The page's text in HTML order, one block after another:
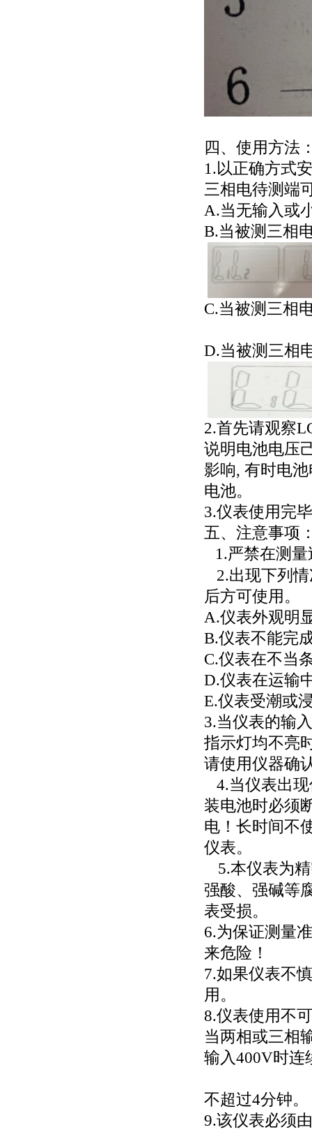
四、使用方法
1.以正确方式
三相电待测端
A.当无输入或
B.当被测三相
C.当被测三相
D.当被测三相
2.首先请观察
说明电池电压
影响, 有时电
电池。
3.仪表使用完
五、注意事项
1.严禁在测
2.出现下列
后方可使用。
A.仪表外观明
B.仪表不能完
C.仪表在不当
D.仪表在运输
E.仪表受潮或
3.当仪表的输
指示灯均不亮
请使用仪器确
4.当仪表出
装电池时必须
电！长时间不
仪表。
5.本仪表为
强酸、强碱等
表受损。
6.为保证测量
来危险！
7.如果仪表不
用。
8.仪表使用不
当两相或三相
输入400V时连
不超过4分钟。
9.该仪表必须